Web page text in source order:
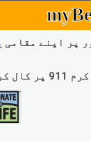
پر اپنے مقامی